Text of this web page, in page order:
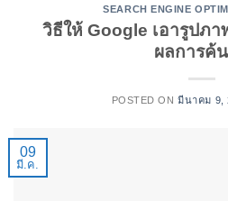
SEARCH ENGINE
วิธีให้ Google เอารูปภา
ผลการค้
POSTED ONมีนาคม 9,
09
มี.ค.